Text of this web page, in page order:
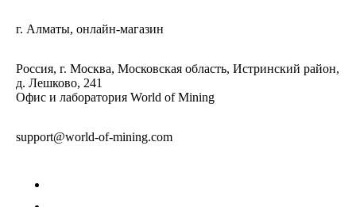
г. Алматы, онлайн-магазин
Россия, г. Москва, Московская область, Истринский район,
д. Лешково, 241
Офис и лаборатория World of Mining
support@world-of-mining.com